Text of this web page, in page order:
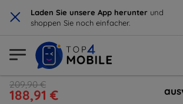
× Laden Sie unsere App herunter und
shoppen Sie noch einfacher.
209,90 €
188,91 €